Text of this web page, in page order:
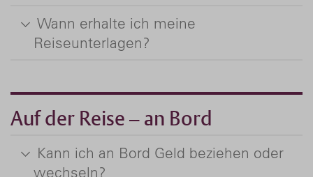
Wann erhalte ich meine
Reiseunterlagen?
Auf der Reise – an Bord
Kann ich an Bord Geld beziehen oder
wechseln?